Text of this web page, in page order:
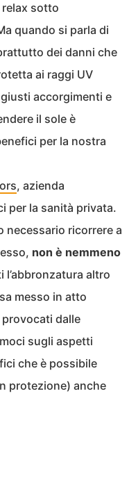
sotto
quando si parla di
dei danni che
ai raggi UV
accorgimenti e
il sole è
per la nostra
, azienda
per la sanità privata.
necessario ricorrere a
non è nemmeno
l’abbronzatura altro
messo in atto
provocati dalle
sugli aspetti
che è possibile
protezione) anche